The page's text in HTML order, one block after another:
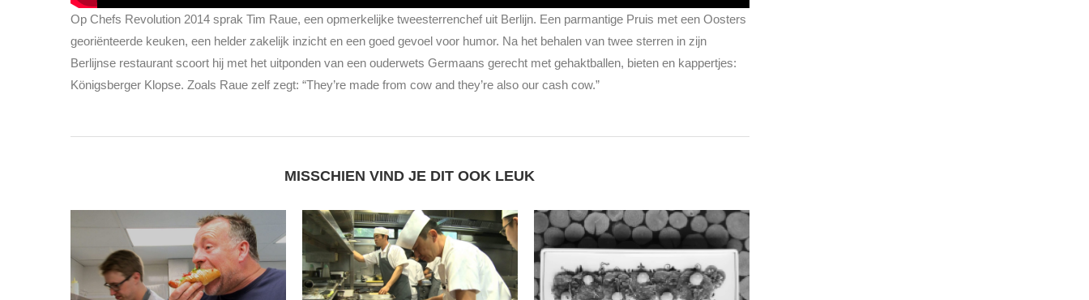
Op Chefs Revolution 2014 sprak Tim Raue, een opmerkelijke tweesterrenchef uit Berlijn. Een parmantige Pruis met een Oosters
georiënteerde keuken, een helder zakelijk inzicht en een goed gevoel voor humor. Na het behalen van twee sterren in zijn
Berlijnse restaurant scoort hij met het uitponden van een ouderwets Germaans gerecht met gehaktballen, bieten en kappertjes:
Königsberger Klopse. Zoals Raue zelf zegt: “They’re made from cow and they’re also our cash cow.”
MISSCHIEN VIND JE DIT OOK LEUK